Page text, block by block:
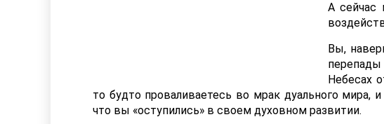
А сейчас
Вы,
Небесах
то будто проваливаетесь во мрак дуального мира,
что вы «оступились» в своем духовном развитии.